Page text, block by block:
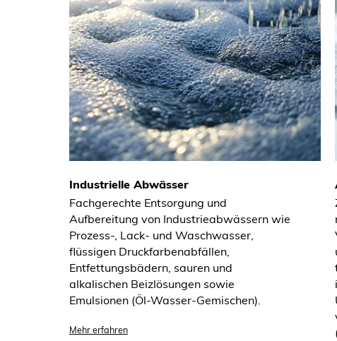
Industrielle Abwässer
Fachgerechte Entsorgung und
Aufbereitung von Industrieabwässern wie
Prozess-, Lack- und Waschwasser,
flüssigen Druckfarbenabfällen,
Entfettungsbädern, sauren und
alkalischen Beizlösungen sowie
Emulsionen (Öl-Wasser-Gemischen).
Mehr erfahren